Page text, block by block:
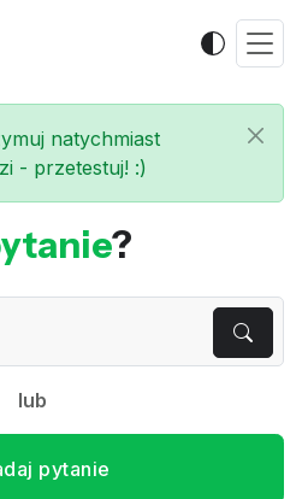
natychmiast
- przetestuj! :)
?
lub
pytanie